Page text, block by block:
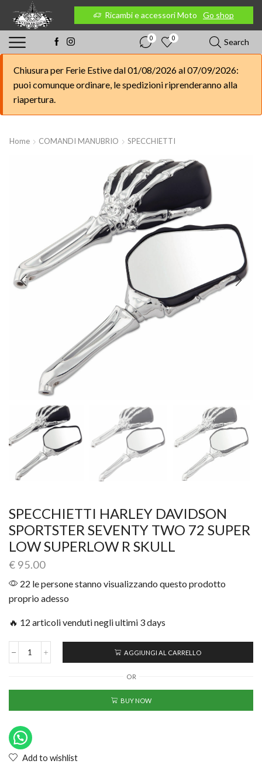
Go shop Ricambi e accessori Moto Go shop
0 0 Search
Chiusura per Ferie Estive dal 01/08/2026 al 07/09/2026:
puoi comunque ordinare, le spedizioni riprenderanno alla
riapertura.
Home COMANDI MANUBRIO SPECCHIETTI
SPECCHIETTI HARLEY DAVIDSON
SPORTSTER SEVENTY TWO 72 SUPER
LOW SUPERLOW R SKULL
€ 95.00
22 le persone stanno visualizzando questo prodotto
proprio adesso
🔥 12 articoli venduti negli ultimi 3 days
AGGIUNGI AL CARRELLO
OR
BUY NOW
Add to wishlist